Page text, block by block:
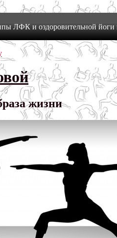
ЛФК и оздоровительной йоги
жизни